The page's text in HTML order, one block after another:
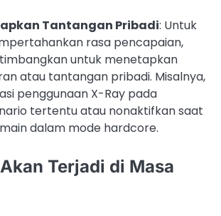
Tantangan Pribadi: Untuk
rasa pencapaian,
untuk menetapkan
atau tantangan pribadi. Misalnya,
penggunaan X-Ray pada
tertentu atau nonaktifkan saat
dalam mode hardcore.
Terjadi di Masa